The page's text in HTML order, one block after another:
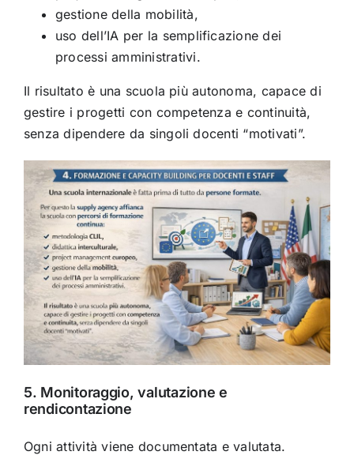
gestione della mobilità,
uso dell’IA per la semplificazione dei
processi amministrativi.
Il risultato è una scuola più autonoma, capace di
gestire i progetti con competenza e continuità,
senza dipendere da singoli docenti “motivati”.
5. Monitoraggio, valutazione e
rendicontazione
Ogni attività viene documentata e valutata.